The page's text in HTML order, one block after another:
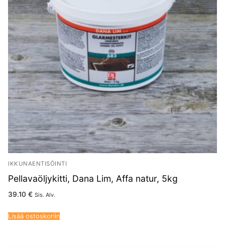
IKKUNAENTISÖINTI
Pellavaöljykitti, Dana Lim, Affa natur, 5kg
39.10 € Sis. Alv.
Lisää ostoskoriin